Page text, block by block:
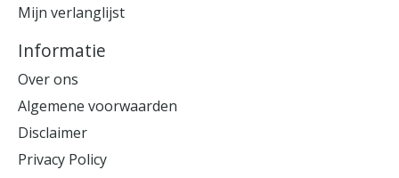
Mijn verlanglijst
Informatie
Over ons
Algemene voorwaarden
Disclaimer
Privacy Policy